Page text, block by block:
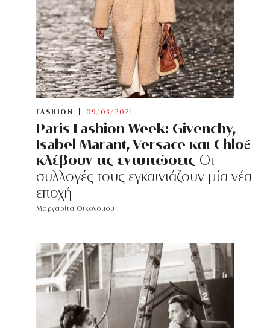
FASHION 09/03/2021
Paris Fashion Week: Givenchy,
Isabel Marant, Versace και Chloé
κλέβουν τις εντυπώσεις Οι
συλλογές τους εγκαινιάζουν μία νέα
εποχή
Μαργαρίτα Οικονόμου